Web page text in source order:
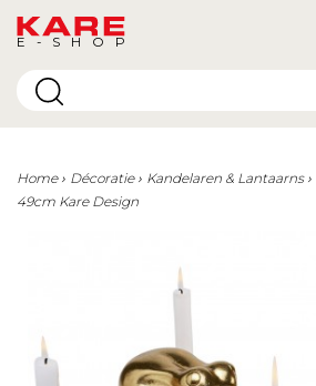
E-SHOP
Home Décoratie Kandelaren & Lantaarns
49cm Kare Design